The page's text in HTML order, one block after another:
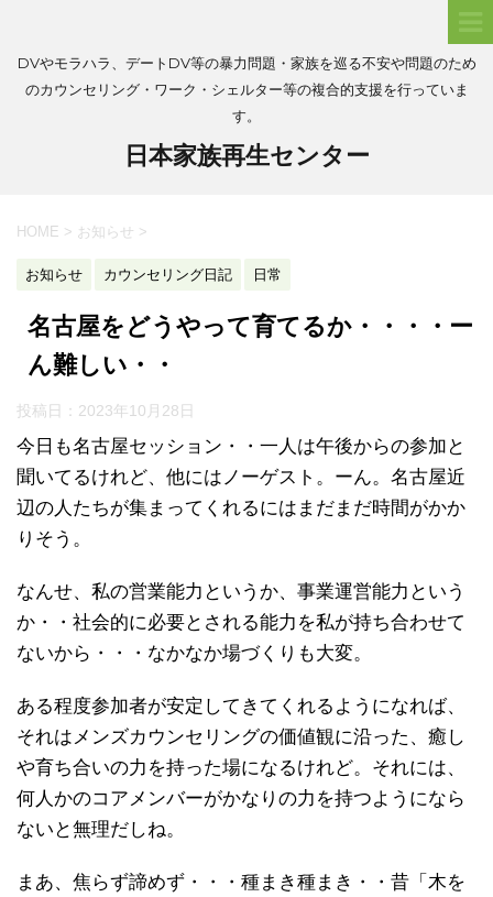
DVやモラハラ、デートDV等の暴力問題・家族を巡る不安や問題のため
のカウンセリング・ワーク・シェルター等の複合的支援を行っていま
す。
日本家族再生センター
HOME > お知らせ >
お知らせ カウンセリング日記 日常
名古屋をどうやって育てるか・・・・ー
ん難しい・・
投稿日： 2023年10月28日
今日も名古屋セッション・・一人は午後からの参加と
聞いてるけれど、他にはノーゲスト。ーん。名古屋近
辺の人たちが集まってくれるにはまだまだ時間がかか
りそう。
なんせ、私の営業能力というか、事業運営能力という
か・・社会的に必要とされる能力を私が持ち合わせて
ないから・・・なかなか場づくりも大変。
ある程度参加者が安定してきてくれるようになれば、
それはメンズカウンセリングの価値観に沿った、癒し
や育ち合いの力を持った場になるけれど。それには、
何人かのコアメンバーがかなりの力を持つようになら
ないと無理だしね。
まあ、焦らず諦めず・・・種まき種まき・・昔「木を